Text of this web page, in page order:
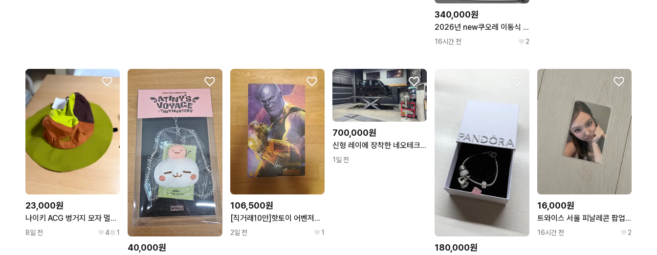
340,000원
2026년 new쿠오레 이동식 에어컨 판매합니다
16시간 전 2
23,000원
나이키 ACG 벙거지 모자 멀티컬러
8일 전 4 1
40,000원
106,500원
[직거래10만]핫토이 어벤저스 인피니티워 타노스
2일 전 1
700,000원
신형 레이에 장착한 네오테크 엔서 서스펜션 판매합니다
1일 전
180,000원
16,000원
트와이스 서울 피날레콘 팝업 4만원 포카 - 나연
16시간 전 2